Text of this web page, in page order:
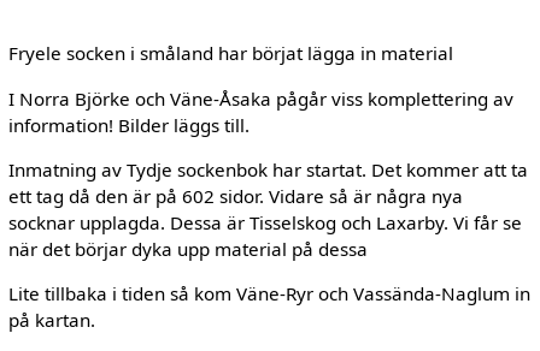
Fryele socken i småland har börjat lägga in material
I Norra Björke och Väne-Åsaka pågår viss komplettering av
information! Bilder läggs till.
Inmatning av Tydje sockenbok har startat. Det kommer att ta
ett tag då den är på 602 sidor. Vidare så är några nya
socknar upplagda. Dessa är Tisselskog och Laxarby. Vi får se
när det börjar dyka upp material på dessa
Lite tillbaka i tiden så kom Väne-Ryr och Vassända-Naglum in
på kartan.